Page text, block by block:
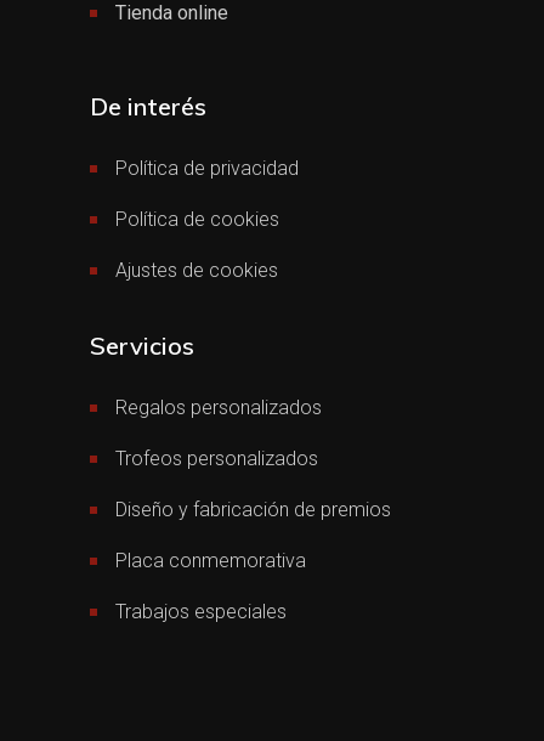
Tienda online
De interés
Política de privacidad
Política de cookies
Ajustes de cookies
Servicios
Regalos personalizados
Trofeos personalizados
Diseño y fabricación de premios
Placa conmemorativa
Trabajos especiales